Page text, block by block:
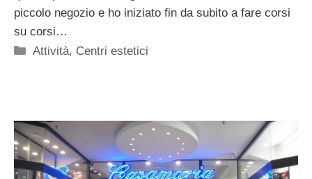
piccolo negozio e ho iniziato fin da subito a fare corsi
su corsi…
Categorie
Attività, Centri estetici